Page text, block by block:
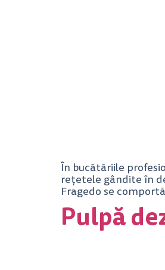
În bucătăriile
rețetele gândite în
Fragedo se
Pulpă